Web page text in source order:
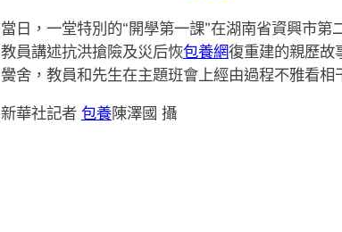
當日，一堂特別的“開學第一課”在湖南省資興市
教員講述抗洪搶險及災后恢包養網復重建的親歷故
黌舍，教員和先生在主題班會上經由過程不雅看
新華社記者 包養陳澤國 攝